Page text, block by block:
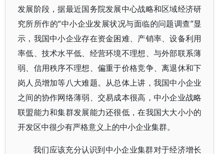
发展阶段，据最近国务院发展中心战略和区域经济研
究所所作的“中小企业发展状况与面临的问题调查”显
示，我国中小企业存在资金困难、产销率、设备利用
率低、技术水平低、经营环境不理想、与外部联系薄
弱、信用秩序不理想、偏重于价格竞争、离退休和下
岗人员增加等八大难题。从总体上讲，我国中小企业
之间的协作网络薄弱、交易成本很高，中小企业战略
联盟能力和集群发展能力还很低，在我国大大小小的
开发区中很少有严格意义上的中小企业集群。
我们应该充分认识到中小企业集群对于经济增长